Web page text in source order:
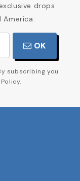
drops
OK
subscribing you